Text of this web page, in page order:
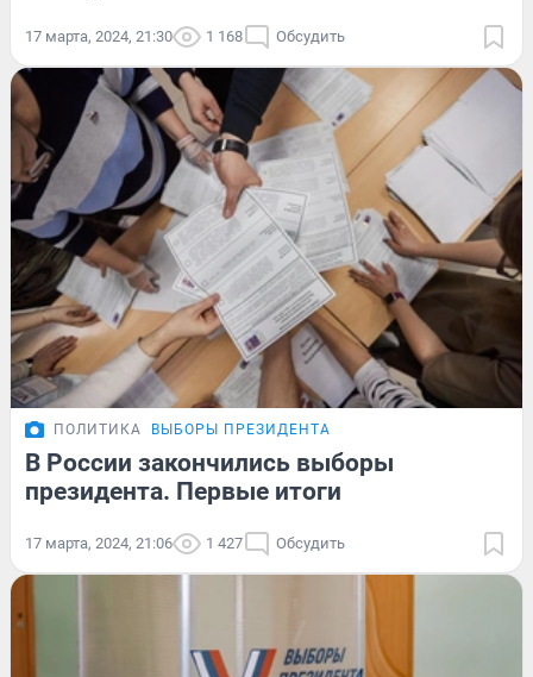
17 марта, 2024, 21:30 1 168 Обсудить
ПОЛИТИКА ВЫБОРЫ ПРЕЗИДЕНТА
В России закончились выборы
президента. Первые итоги
17 марта, 2024, 21:06 1 427 Обсудить